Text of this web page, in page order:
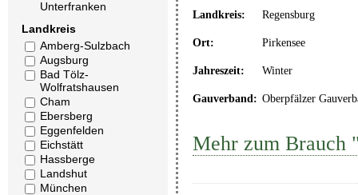
Unterfranken
Landkreis
Amberg-Sulzbach
Augsburg
Bad Tölz-
Wolfratshausen
Cham
Ebersberg
Eggenfelden
Eichstätt
Hassberge
Landshut
München
Landkreis: Regensburg
Ort: Pirkensee
Jahreszeit: Winter
Gauverband: Oberpfälzer
Mehr zum Brauch